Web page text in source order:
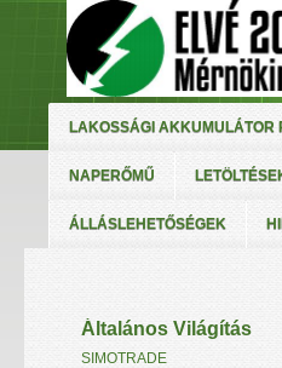
LAKOSSÁGI AKKUMULÁTOR
NAPERŐMŰ
ÁLLÁSLEHETŐSÉGEK
Általános Világítás
SIMOTRADE